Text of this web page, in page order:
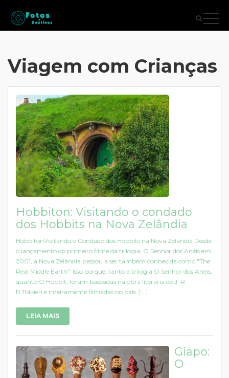
Viagem com Crianças
Hobbiton: Visitando o condado
dos Hobbits na Nova Zelândia
HobbitonVisitando o Condado dos Hobbits na Nova Zelândia Desde
o lançamento do primeiro filme da trilogia, O Senhor dos Anéis em
2001, a Nova Zelândia passou a ser também conhecida como "The
Real Middle Earth". Isso porque, tanto a trilogia O Senhor dos Anéis,
quanto O Hobbit, foram baseadas na obra literária de J. R.
R.Tolkien e inteiramente filmadas no país. [...]
LEIA MAIS
Giapo:
O